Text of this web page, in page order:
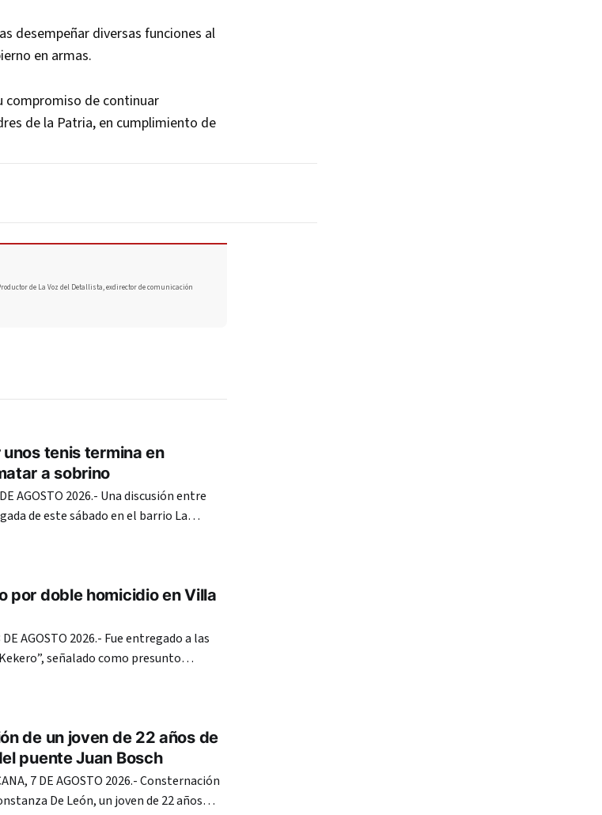
desempeñar diversas funciones al
en armas.
compromiso de continuar
de la Patria, en cumplimiento de
de La Voz del Detallista, exdirector de comunicación
tenis termina en
a sobrino
AGOSTO 2026.- Una discusión entre
de este sábado en el barrio La
murió tras recibir una estocada con
por doble homicidio en Villa
AGOSTO 2026.- Fue entregado a las
señalado como presunto
Paulino Pérez Méndez, de 54
de un joven de 22 años de
puente Juan Bosch
7 DE AGOSTO 2026.- Consternación
De León, un joven de 22 años